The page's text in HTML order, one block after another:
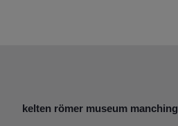
kelten römer museum manching